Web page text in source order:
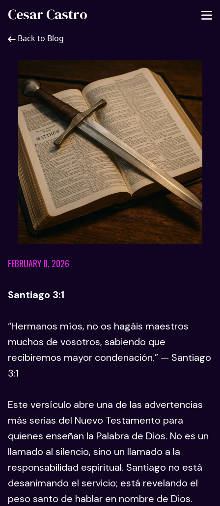
Cesar Castro
Back to Blog
FEBRUARY 8, 2026
Santiago 3:1
“Hermanos míos, no os hagáis maestros
muchos de vosotros, sabiendo que
recibiremos mayor condenación.” — Santiago
3:1
Este versículo abre una de las advertencias
más serias del Nuevo Testamento para
quienes enseñan la Palabra de Dios. No es un
llamado al silencio, sino un llamado a la
responsabilidad espiritual. Santiago no está
desanimando el servicio; está revelando el
peso santo de hablar en nombre de Dios.